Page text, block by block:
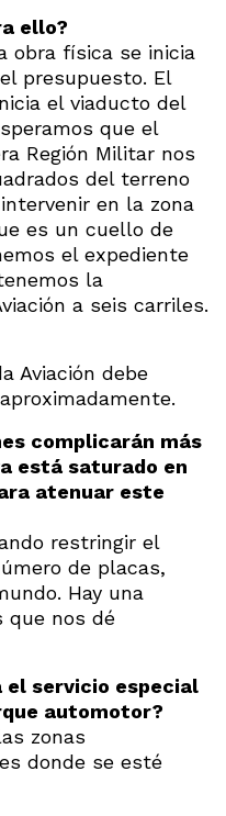
ello?
obra física se inicia
presupuesto. El
el viaducto del
que el
Región Militar nos
del terreno
en la zona
es un cuello de
el expediente
la
a seis carriles.
Aviación debe
complicarán más
está saturado en
atenuar este
restringir el
de placas,
Hay una
que nos dé
servicio especial
automotor?
zonas
donde se esté